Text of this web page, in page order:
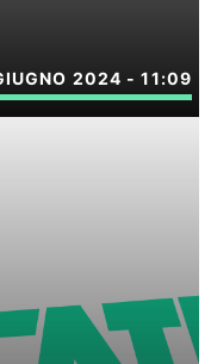
2024 - 11:09